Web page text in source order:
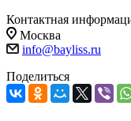
Контактная
Москва
info@bayliss.ru
Поделиться